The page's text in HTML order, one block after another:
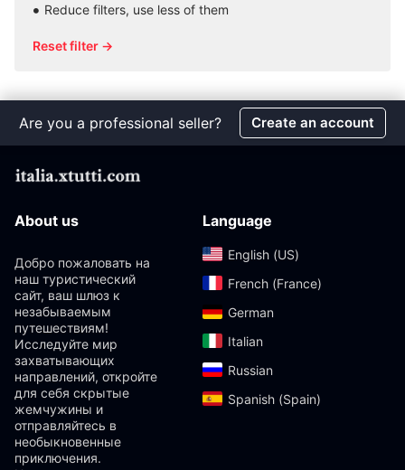
Reduce filters, use less of them
Reset filter →
Are you a professional seller? Create an account
About us
Добро пожаловать на
наш туристический
сайт, ваш шлюз к
незабываемым
путешествиям!
Исследуйте мир
захватывающих
направлений, откройте
для себя скрытые
жемчужины и
отправляйтесь в
необыкновенные
приключения.
Language
English (US)‎
French (France)‎
German‎
Italian‎
Russian‎
Spanish (Spain)‎